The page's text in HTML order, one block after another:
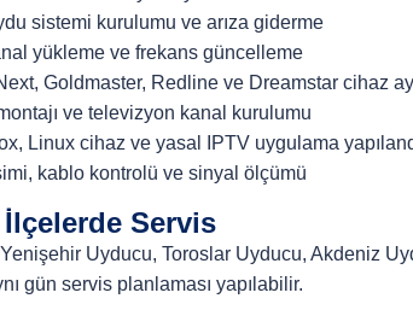
sistemi kurulumu ve arıza giderme
yükleme ve frekans güncelleme
Goldmaster, Redline ve Dreamstar cihaz
ve televizyon kanal kurulumu
Linux cihaz ve yasal IPTV uygulama
kablo kontrolü ve sinyal ölçümü
Servis
Uyducu, Toroslar Uyducu, Akdeniz
gün servis planlaması yapılabilir.